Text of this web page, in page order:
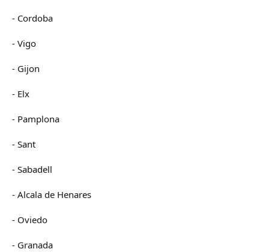
- Cordoba
- Vigo
- Gijon
- Elx
- Pamplona
- Sant
- Sabadell
- Alcala de Henares
- Oviedo
- Granada